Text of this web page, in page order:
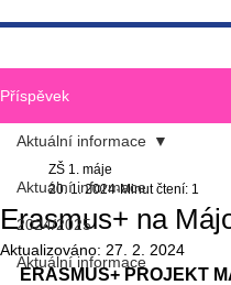
Příspěvek
Aktuální informace
2024/2025
Aktuální informace
Aktuální informace
Erasmus+ na
ZŠ 1. máje
20. 1. 2024 Minut čtení: 1
Aktualizováno: 27. 2. 2024
ERASMUS+ PROJEKT